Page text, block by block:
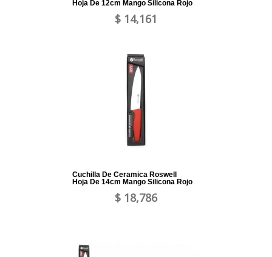
Hoja De 12cm Mango Silicona Rojo
$ 14,161
Cuchilla De Ceramica Roswell
Hoja De 14cm Mango Silicona Rojo
$ 18,786